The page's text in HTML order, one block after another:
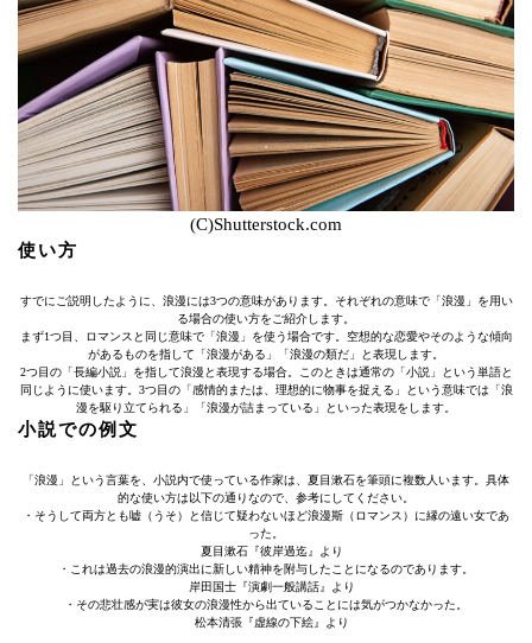
(C)Shutterstock.com
使い方
すでにご説明したように、浪漫には3つの意味があります。それぞれの意味で「浪漫」を用い
る場合の使い方をご紹介します。
まず1つ目、ロマンスと同じ意味で「浪漫」を使う場合です。空想的な恋愛やそのような傾向
があるものを指して「浪漫がある」「浪漫の類だ」と表現します。
2つ目の「長編小説」を指して浪漫と表現する場合。このときは通常の「小説」という単語と
同じように使います。3つ目の「感情的または、理想的に物事を捉える」という意味では「浪
漫を駆り立てられる」「浪漫が詰まっている」といった表現をします。
小説での例文
「浪漫」という言葉を、小説内で使っている作家は、夏目漱石を筆頭に複数人います。具体
的な使い方は以下の通りなので、参考にしてください。
・そうして両方とも嘘（うそ）と信じて疑わないほど浪漫斯（ロマンス）に縁の遠い女であ
った。
夏目漱石『彼岸過迄』より
・これは過去の浪漫的演出に新しい精神を附与したことになるのであります。
岸田国士『演劇一般講話』より
・その悲壮感が実は彼女の浪漫性から出ていることには気がつかなかった。
松本清張『虚線の下絵』より